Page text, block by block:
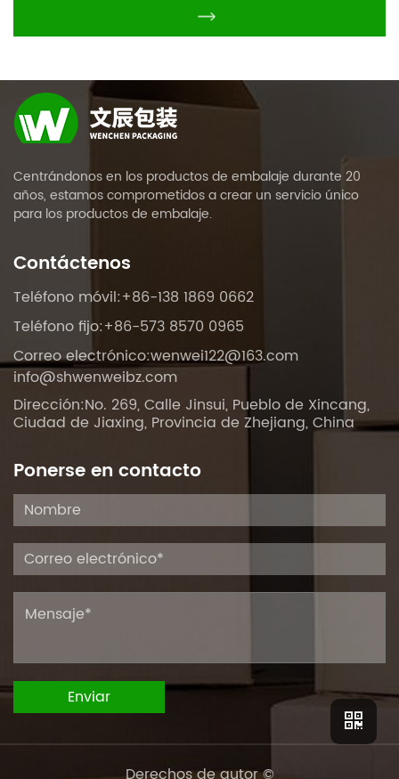
Centrándonos en los productos de embalaje durante 20
años, estamos comprometidos a crear un servicio único
para los productos de embalaje.
Contáctenos
Teléfono móvil:+86-138 1869 0662
Teléfono fijo:+86-573 8570 0965
Correo electrónico:wenwei122@163.com
info@shwenweibz.com
Dirección:No. 269, Calle Jinsui, Pueblo de Xincang,
Ciudad de Jiaxing, Provincia de Zhejiang, China
Ponerse en contacto
Derechos de autor ©